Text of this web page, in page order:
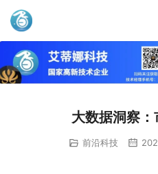
艾蒂娜科技
大数据洞察：
前沿科技